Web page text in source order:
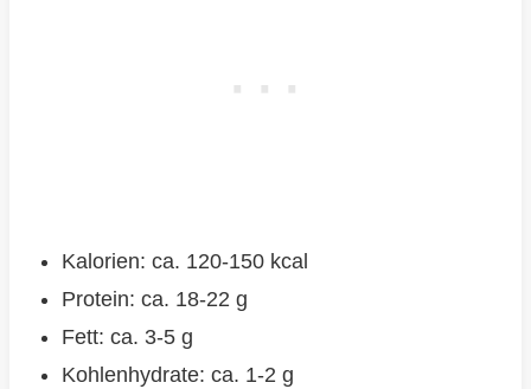
Kalorien: ca. 120-150 kcal
Protein: ca. 18-22 g
Fett: ca. 3-5 g
Kohlenhydrate: ca. 1-2 g